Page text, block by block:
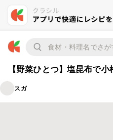
【野菜ひとつ】塩昆布で
スガ